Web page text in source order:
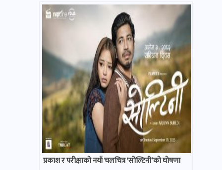
प्रकाश र परीक्षाको नयाँ चलचित्र ‘सोल्टिनी’को घोषणा